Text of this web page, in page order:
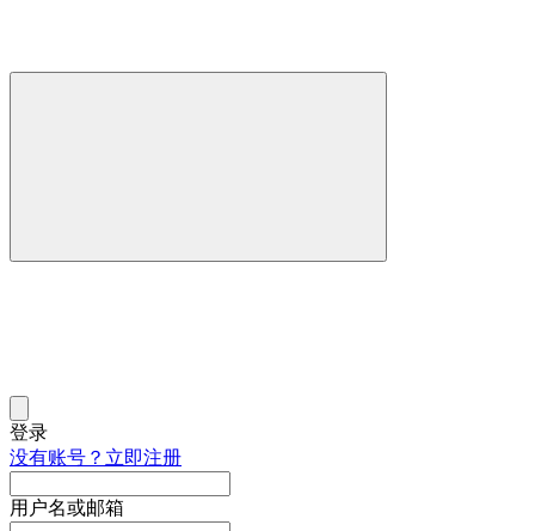
登录
没有账号？立即注册
用户名或邮箱